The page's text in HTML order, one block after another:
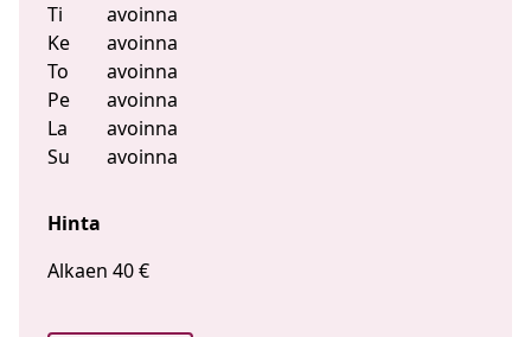
Ti
avoinna
Ke
avoinna
To
avoinna
Pe
avoinna
La
avoinna
Su
avoinna
Hinta
Alkaen 40 €